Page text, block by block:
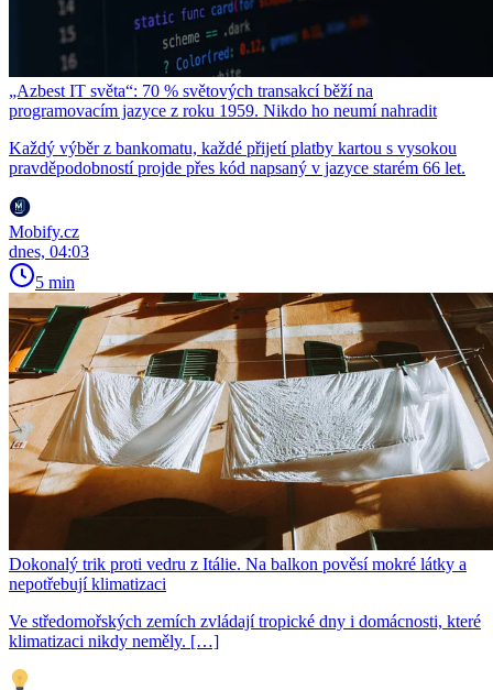
„Azbest IT světa“: 70 % světových transakcí běží na
programovacím jazyce z roku 1959. Nikdo ho neumí nahradit
Každý výběr z bankomatu, každé přijetí platby kartou s vysokou
pravděpodobností projde přes kód napsaný v jazyce starém 66 let.
Mobify.cz
dnes, 04:03
5 min
Dokonalý trik proti vedru z Itálie. Na balkon pověsí mokré látky a
nepotřebují klimatizaci
Ve středomořských zemích zvládají tropické dny i domácnosti, které
klimatizaci nikdy neměly. […]